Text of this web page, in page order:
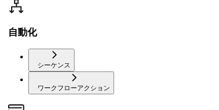
自動化
シーケンス
ワークフローアクション